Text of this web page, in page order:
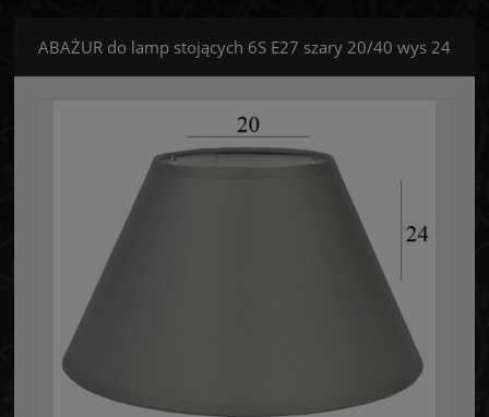
ABAŻUR do lamp stojących 6S E27 szary 20/40 wys 24